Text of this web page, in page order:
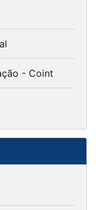
- Coint